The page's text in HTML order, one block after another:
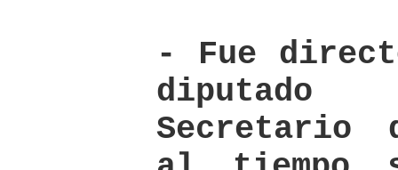
- Fue
Secretario